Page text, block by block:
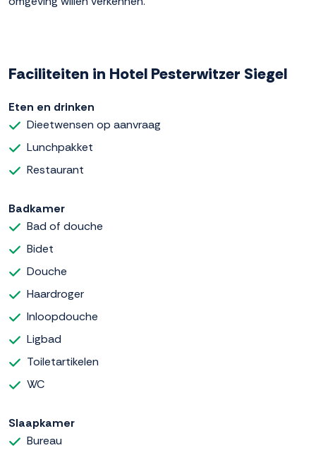
Faciliteiten in Hotel Pesterwitzer Siegel
Eten en drinken
Dieetwensen op aanvraag
Lunchpakket
Restaurant
Badkamer
Bad of douche
Bidet
Douche
Haardroger
Inloopdouche
Ligbad
Toiletartikelen
WC
Slaapkamer
Bureau